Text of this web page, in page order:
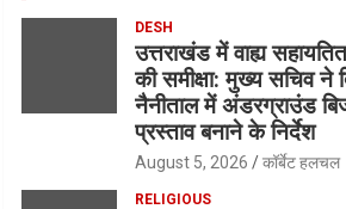
DESH
उत्तराखंड में वाह्य
की समीक्षा: मुख्य सचिव ने
नैनीताल में अंडरग्राउंड
प्रस्ताव बनाने के निर्देश
August 5, 2026 कॉर्बेट हलचल
RELIGIOUS